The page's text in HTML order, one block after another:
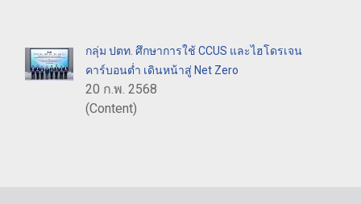
กลุ่ม ปตท. ศึกษาการใช้ CCUS และไฮโดรเจน
คาร์บอนต่ำ เดินหน้าสู่ Net Zero
20 ก.พ. 2568
(Content)